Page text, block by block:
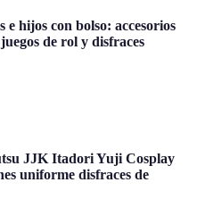
hijos con bolso: accesorios
de rol y disfraces
JJK Itadori Yuji Cosplay
uniforme disfraces de